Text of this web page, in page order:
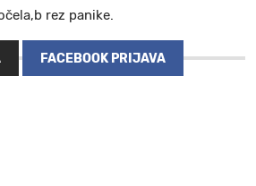
rez panike.
FACEBOOK PRIJAVA